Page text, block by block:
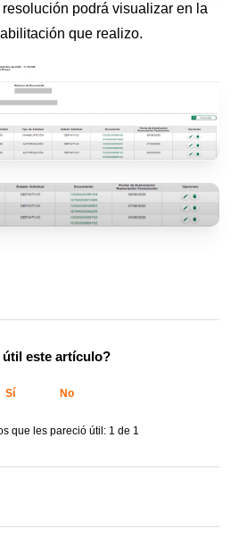
podrá visualizar en la
que realizo.
útil este artículo?
Sí No
que les pareció útil: 1 de 1